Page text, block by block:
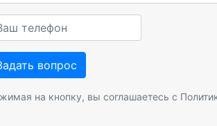
на кнопку, вы соглашаетесь с